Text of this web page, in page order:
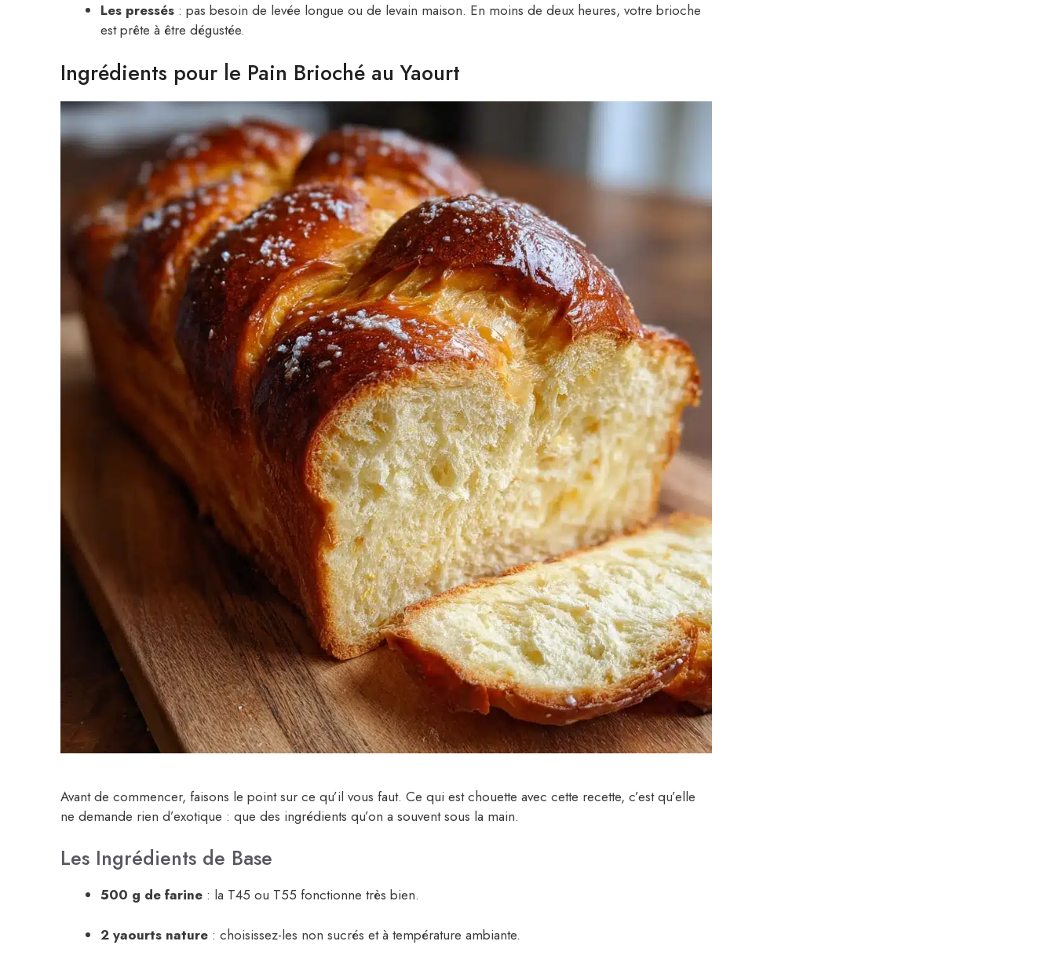
Les pressés : pas besoin de levée longue ou de levain maison. En moins de deux heures, votre brioche
est prête à être dégustée.
Ingrédients pour le Pain Brioché au Yaourt
Avant de commencer, faisons le point sur ce qu’il vous faut. Ce qui est chouette avec cette recette, c’est qu’elle
ne demande rien d’exotique : que des ingrédients qu’on a souvent sous la main.
Les Ingrédients de Base
500 g de farine : la T45 ou T55 fonctionne très bien.
2 yaourts nature : choisissez-les non sucrés et à température ambiante.